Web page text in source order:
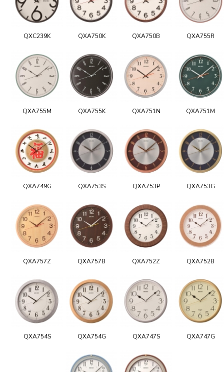
QXC239K QXA750K QXA750B QXA755R
QXA755M QXA755K QXA751N QXA751M
QXA749G QXA753S QXA753P QXA753G
QXA757Z QXA757B QXA752Z QXA752B
QXA754S QXA754G QXA747S QXA747G